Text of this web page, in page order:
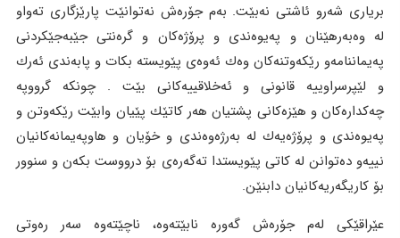
بریاری شەرو ئاشتی نەبێت. بەم جۆرەش نەتوانێت پارێزگاری تەواو
لە وەبەرهێنان و پەیوەندی و پرۆژەکان و گرەنتی جێبەجێکردنی
پەیماننامەو رێکەوتنەکان وەك ئەوەی پێویستە بکات و پابەندی ئەرك
و لێپرسراوییە قانونی و ئەخلاقییەکانی بێت . چونکە گرووپە
چەکدارەکان و هێزەکانی پشتیان هەر کاتێك پێیان وابێت رێکەوتن و
پەیوەندی و پرۆژەیەك لە بەرژەوەندی و خۆیان و هاوپەیمانەکانیان
نییەو دەتوانن لە کاتی پێویستدا تەگەرەی بۆ درووست بکەن و سنوور
بۆ کاریگەریەکانیان دابنێن.
عێراقێکی لەم جۆرەش گەورە نابێتەوە، ناچێتەوە سەر رەوتی